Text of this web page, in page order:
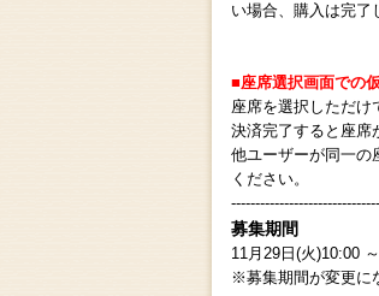
い場合、購入は完了
■座席選択画面での
座席を選択しただけ
決済完了すると座席
他ユーザーが同一の
ください。
募集期間
11月29日(火)10:00
※募集期間が変更に